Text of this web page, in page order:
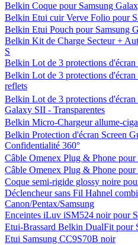
Belkin Coque pour Samsung
Belkin Etui cuir Verve Folio pour
Belkin Etui Pouch pour Samsung
Belkin Kit de Charge Secteur +
S
Belkin Lot de 3 protections
Belkin Lot de 3 protections
reflets
Belkin Lot de 3 protections
Galaxy SII - Transparentes
Belkin Micro-Chargeur allume-
Belkin Protection d'écran Screen
Confidentialité 360°
Câble Omenex Plug & Phone pour
Câble Omenex Plug & Phone pour
Coque semi-rigide glossy noire
Déclencheur sans Fil Hahnel
Canon/Pentax/Samsung
Enceintes iLuv iSM524 noir pour
Etui-Brassard Belkin DualFit pour
Etui Samsung CC9S70B noir